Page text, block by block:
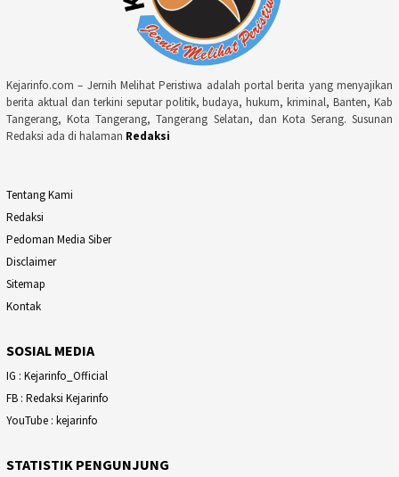
Kejarinfo.com – Jernih Melihat Peristiwa adalah portal berita yang menyajikan
berita aktual dan terkini seputar politik, budaya, hukum, kriminal, Banten, Kab
Tangerang, Kota Tangerang, Tangerang Selatan, dan Kota Serang. Susunan
Redaksi ada di halaman Redaksi
Tentang Kami
Redaksi
Pedoman Media Siber
Disclaimer
Sitemap
Kontak
SOSIAL MEDIA
IG : Kejarinfo_Official
FB : Redaksi Kejarinfo
YouTube : kejarinfo
STATISTIK PENGUNJUNG